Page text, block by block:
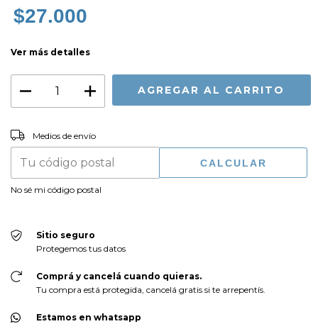
$27.000
Ver más detalles
Entregas para el CP:
Medios de envío
CALCULAR
No sé mi código postal
Sitio seguro
Protegemos tus datos
Comprá y cancelá cuando quieras.
Tu compra está protegida, cancelá gratis si te arrepentís.
Estamos en whatsapp